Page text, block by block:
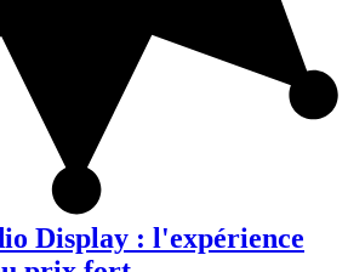
Display : l'expérience